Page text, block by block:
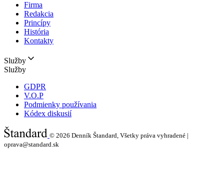
Firma
Redakcia
Princípy
História
Kontakty
Služby
Služby
GDPR
V.O.P
Podmienky používania
Kódex diskusií
© 2026 Denník Štandard, Všetky práva vyhradené |
oprava@standard.sk